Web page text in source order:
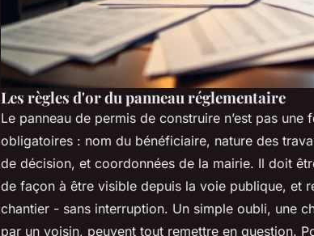
Les règles d'or du panneau réglementaire
Le panneau de permis de construire n’est pas
obligatoires : nom du bénéficiaire, nature des
de décision, et coordonnées de la mairie. Il doit
de façon à être visible depuis la voie publique, et
chantier - sans interruption. Un simple oubli, une
par un voisin, peuvent tout remettre en question.